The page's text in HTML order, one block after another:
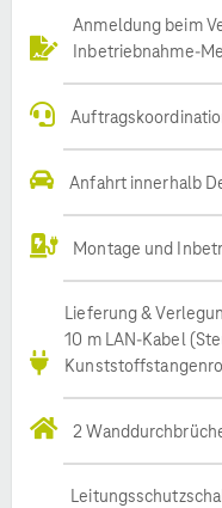
Anmeldung beim
Inbetriebnahme-
Anfahrt innerhalb
Montage und
Lieferung &
10 m LAN-Kabel
2